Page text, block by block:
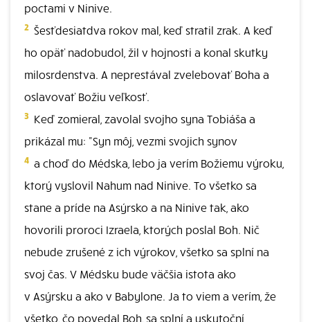
poctami v Ninive.
2 Šesťdesiatdva rokov mal, keď stratil zrak. A keď
ho opäť nadobudol, žil v hojnosti a konal skutky
milosrdenstva. A neprestával zvelebovať Boha a
oslavovať Božiu veľkosť.
3 Keď zomieral, zavolal svojho syna Tobiáša a
prikázal mu: "Syn môj, vezmi svojich synov
4 a choď do Médska, lebo ja verím Božiemu výroku,
ktorý vyslovil Nahum nad Ninive. To všetko sa
stane a príde na Asýrsko a na Ninive tak, ako
hovorili proroci Izraela, ktorých poslal Boh. Nič
nebude zrušené z ich výrokov, všetko sa splní na
svoj čas. V Médsku bude väčšia istota ako
v Asýrsku a ako v Babylone. Ja to viem a verím, že
všetko, čo povedal Boh, sa splní a uskutoční